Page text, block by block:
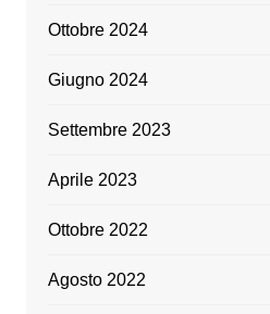
Ottobre 2024
Giugno 2024
Settembre 2023
Aprile 2023
Ottobre 2022
Agosto 2022